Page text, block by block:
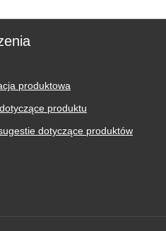
produktowa
produktu
dotyczące produktów